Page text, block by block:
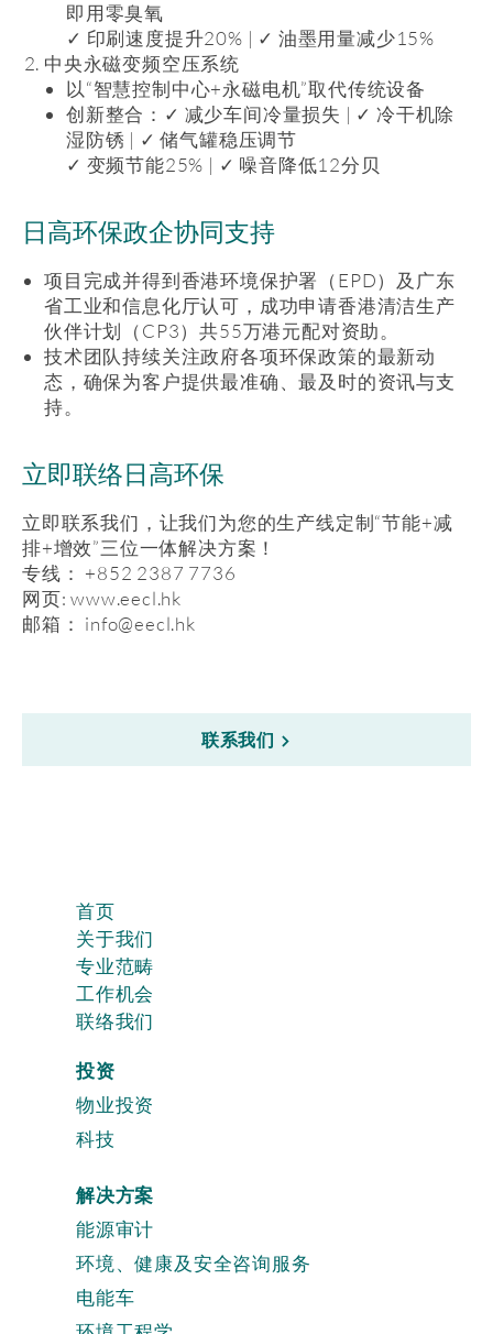
即用零臭氧
✓ 印刷速度提升20% | ✓ 油墨用量减少15%
中央永磁变频空压系统
以“智慧控制中心+永磁电机”取代传统设备
创新整合：✓ 减少车间冷量损失 | ✓ 冷干机除
湿防锈 | ✓ 储气罐稳压调节
✓ 变频节能25% | ✓ 噪音降低12分贝
日高环保政企协同支持
项目完成并得到香港环境保护署（EPD）及广东
省工业和信息化厅认可，成功申请香港清洁生产
伙伴计划（CP3）共55万港元配对资助。
技术团队持续关注政府各项环保政策的最新动
态，确保为客户提供最准确、最及时的资讯与支
持。
立即联络日高环保
立即联系我们，让我们为您的生产线定制“节能+减
排+增效”三位一体解决方案！
专线： +852 2387 7736
网页:www.eecl.hk
邮箱： info@eecl.hk
联系我们
投资
物业投资
科技
解决方案
能源审计
环境、健康及安全咨询服务
电能车
首页
关于我们
专业范畴
工作机会
联络我们